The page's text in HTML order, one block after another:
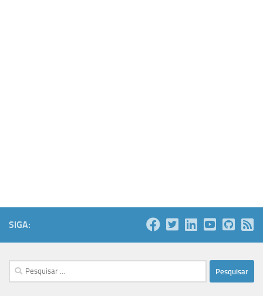
SIGA:
Pesquisar
por: